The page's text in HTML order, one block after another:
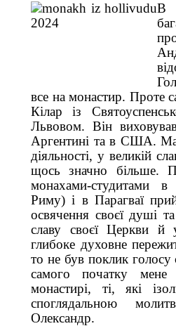
В
все на монастир. Проте
Кілар із
Львовом. Він
Аргентині та в США.
діяльності, у великій
щось значно більше.
монахами-студитами
Риму) і в Парагваї
освячення своєї душі
славу своєї Церкви й
глибоке духовне
то не був поклик
самого початку мене
монастирі, ті, які
споглядальною
Олександр.